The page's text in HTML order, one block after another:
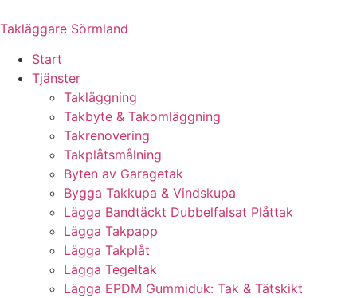
to
Takläggare Sörmland
Start
Tjänster
Takläggning
Takbyte & Takomläggning
Takrenovering
Takplåtsmålning
Byten av Garagetak
Bygga Takkupa & Vindskupa
Lägga Bandtäckt Dubbelfalsat Plåttak
Lägga Takpapp
Lägga Takplåt
Lägga Tegeltak
Lägga EPDM Gummiduk: Tak & Tätskikt